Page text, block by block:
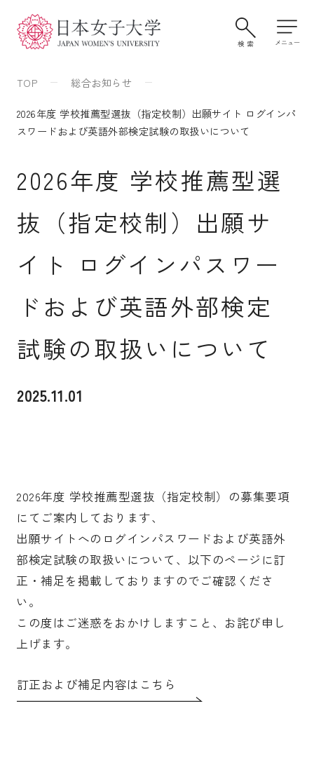
大学案内・学びの特色
入試案内
キャンパスライフ
研究
通信教育・生涯学習
在学生の皆さま
卒業生の皆さま
TOP 総合お知らせ
2026年度 学校推薦型選抜（指定校制）出願サイト ログインパ
スワードおよび英語外部検定試験の取扱いについて
2026年度 学校推薦型選
抜（指定校制）出願サ
イト ログインパスワー
ドおよび英語外部検定
試験の取扱いについて
2025.11.01
2026年度 学校推薦型選抜（指定校制）の募集要項
にてご案内しております、
出願サイトへのログインパスワードおよび英語外
部検定試験の取扱いについて、以下のページに訂
正・補足を掲載しておりますのでご確認くださ
い。
この度はご迷惑をおかけしますこと、お詫び申し
上げます。
訂正および補足内容はこちら